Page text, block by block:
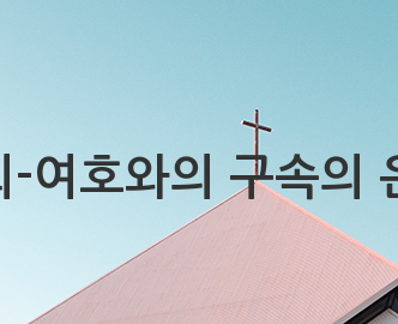
-여호와의 구속